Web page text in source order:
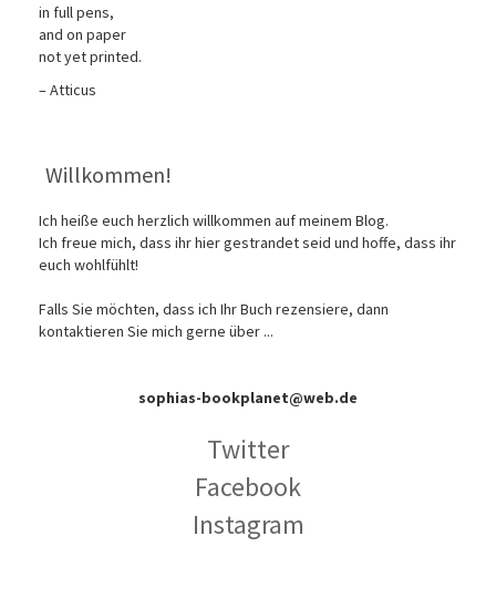
in full pens,
and on paper
not yet printed.
– Atticus
Willkommen!
Ich heiße euch herzlich willkommen auf meinem Blog.
Ich freue mich, dass ihr hier gestrandet seid und hoffe, dass ihr
euch wohlfühlt!
Falls Sie möchten, dass ich Ihr Buch rezensiere, dann
kontaktieren Sie mich gerne über ...
sophias-bookplanet@web.de
Twitter
Facebook
Instagram